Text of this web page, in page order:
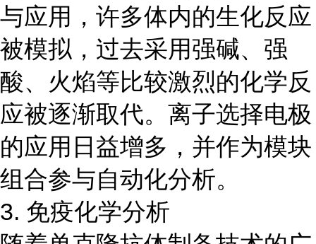
与应用，许多体内的生化反应
被模拟，过去采用强碱、强
酸、火焰等比较激烈的化学反
应被逐渐取代。离子选择电极
的应用日益增多，并作为模块
组合参与自动化分析。
3. 免疫化学分析